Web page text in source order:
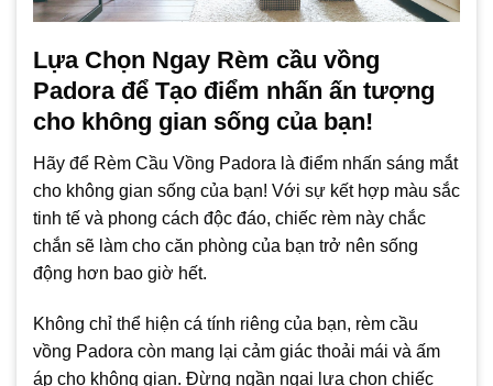
Lựa Chọn Ngay Rèm cầu vồng
Padora để Tạo điểm nhấn ấn tượng
cho không gian sống của bạn!
Hãy để Rèm Cầu Vồng Padora là điểm nhấn sáng mắt
cho không gian sống của bạn! Với sự kết hợp màu sắc
tinh tế và phong cách độc đáo, chiếc rèm này chắc
chắn sẽ làm cho căn phòng của bạn trở nên sống
động hơn bao giờ hết.
Không chỉ thể hiện cá tính riêng của bạn, rèm cầu
vồng Padora còn mang lại cảm giác thoải mái và ấm
áp cho không gian. Đừng ngần ngại lựa chọn chiếc